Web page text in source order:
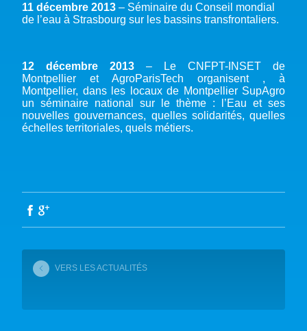
11 décembre 2013 – Séminaire du Conseil mondial
de l’eau à Strasbourg sur les bassins transfrontaliers.
12 décembre 2013 – Le CNFPT-INSET de
Montpellier et AgroParisTech organisent , à
Montpellier, dans les locaux de Montpellier SupAgro
un séminaire national sur le thème : l’Eau et ses
nouvelles gouvernances, quelles solidarités, quelles
échelles territoriales, quels métiers.
VERS LES ACTUALITÉS